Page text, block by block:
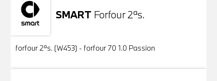
SMART Forfour 2ªs.
Usato
forfour 2ªs. (W453) - forfour 70 1.0 Passion